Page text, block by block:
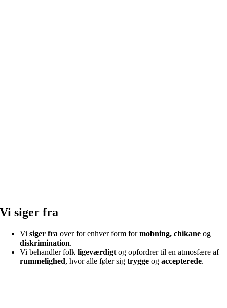
Vi siger fra
Visiger fra over for enhver form formobning, chikane og
diskrimination.
Vi behandler folkligeværdigt og opfordrer til en atmosfære af
rummelighed, hvor alle føler sigtrygge ogaccepterede.